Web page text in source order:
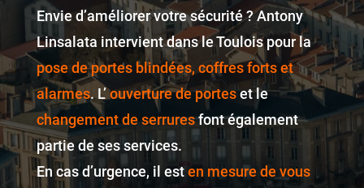
Envie d’améliorer votre sécurité ? Antony
Linsalata intervient dans le Toulois pour la
pose de portes blindées, coffres forts et
alarmes. L’ouverture de porteset le
changement de serruresfont également
partie de ses services.
En cas d’urgence, il esten mesure de vous